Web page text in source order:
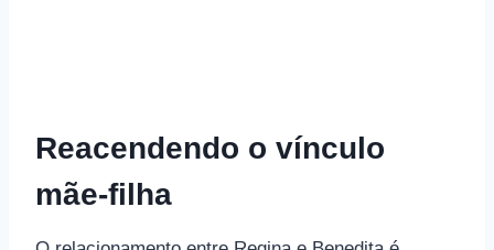
Reacendendo o vínculo
mãe-filha